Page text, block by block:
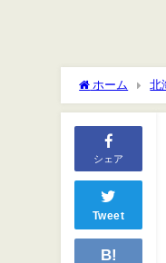
ホーム 北
シェア
Tweet
B!